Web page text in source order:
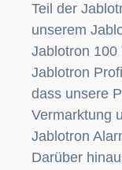
Teil der
unserem
Jablotron 100
Jablotron
dass unsere
Vermarktung
Jablotron
Darüber